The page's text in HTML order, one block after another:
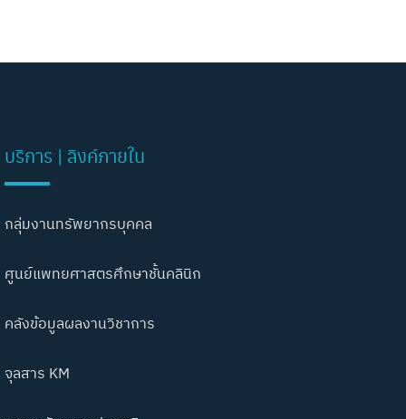
บริการ | ลิงค์ภายใน
กลุ่มงานทรัพยากรบุคคล
ศูนย์แพทยศาสตรศึกษาชั้นคลินิก
คลังข้อมูลผลงานวิชาการ
จุลสาร KM